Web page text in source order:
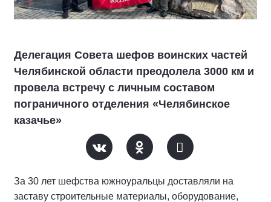
Делегация Совета шефов воинских частей
Челябинской области преодолела 3000 км и
провела встречу с личным составом
пограничного отделения «Челябинское
казачье»
За 30 лет шефства южноуральцы доставляли на
заставу строительные материалы, оборудование,